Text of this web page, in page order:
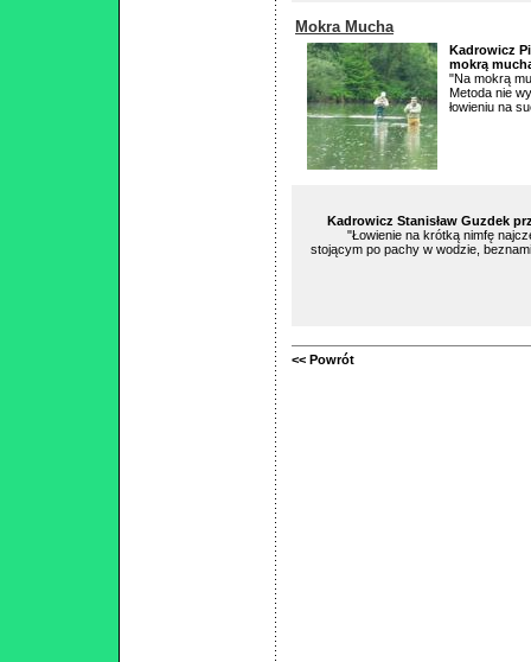
Mokra Mucha
Kadrowicz
mokrą
"Na mokrą
Metoda nie
łowieniu na
Kadrowicz Stanisław Guzdek
"Łowienie na krótką nimfę
stojącym po pachy w wodzie,
<< Powrót